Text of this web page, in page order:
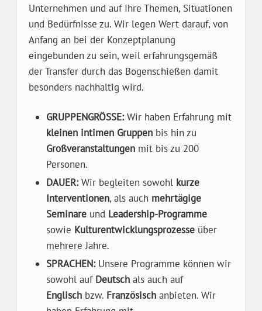
Unternehmen und auf Ihre Themen, Situationen
und Bedürfnisse zu. Wir legen Wert darauf, von
Anfang an bei der Konzeptplanung
eingebunden zu sein, weil erfahrungsgemäß
der Transfer durch das Bogenschießen damit
besonders nachhaltig wird.
GRUPPENGRÖSSE:Wir haben Erfahrung mit
kleinen intimen Gruppenbis hin zu
Großveranstaltungenmit bis zu 200
Personen.
DAUER:Wir begleiten sowohl kurze
Interventionen, als auch mehrtägige
Seminareund Leadership-Programme
sowie Kulturentwicklungsprozesseüber
mehrere Jahre.
SPRACHEN:Unsere Programme können wir
sowohl auf Deutschals auch auf
Englischbzw. Französischanbieten. Wir